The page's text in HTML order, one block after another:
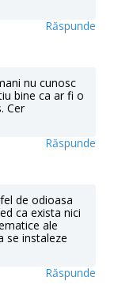
Răspunde
nu cunosc
bine ca ar fi o
Cer
Răspunde
de odioasa
ca exista nici
ale
se instaleze
Răspunde